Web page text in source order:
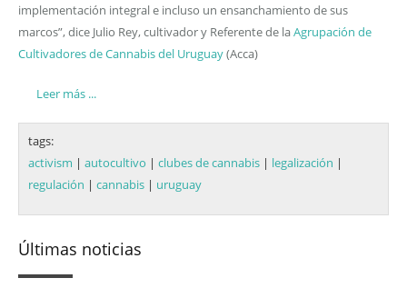
implementación integral e incluso un ensanchamiento de sus
marcos”, dice Julio Rey, cultivador y Referente de laAgrupación de
Cultivadores de Cannabis del Uruguay(Acca)
Leer más ...
tags:
activism | autocultivo | clubes de cannabis | legalización |
regulación | cannabis | uruguay
Últimas noticias